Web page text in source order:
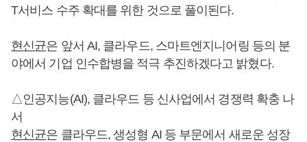
T서비스 수주 확대를 위한 것으로 풀이된다.
현신균은 앞서 AI, 클라우드, 스마트엔지니어링 등의 분
야에서 기업 인수합병을 적극 추진하겠다고 밝혔다.
△인공지능(AI), 클라우드 등 신사업에서 경쟁력 확충 나
서
현신균은 클라우드, 생성형 AI 등 부문에서 새로운 성장